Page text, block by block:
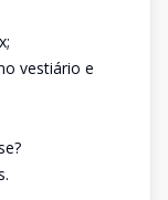
vestiário e